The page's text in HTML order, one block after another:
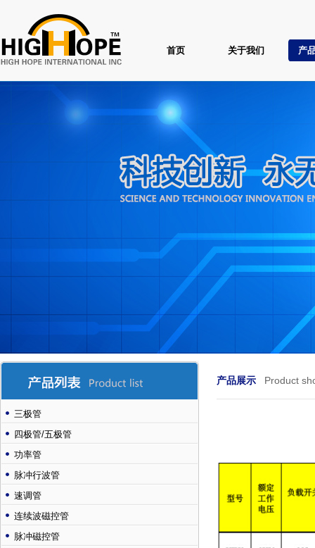
首页 关于我们 产
三极管
四极管/五极管
功率管
脉冲行波管
速调管
连续波磁控管
脉冲磁控管
产品展示 Product